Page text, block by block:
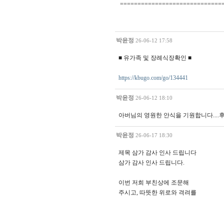
박윤정 26-06-12 17:58
■ 유가족 및 장례식장확인 ■
https://kbugo.com/go/134441
박윤정 26-06-12 18:10
아버님의 영원한 안식을 기원합니다....
박윤정 26-06-17 18:30
제목 삼가 감사 인사 드립니다
삼가 감사 인사 드립니다.
이번 저희 부친상에 조문해
주시고, 따뜻한 위로와 격려를